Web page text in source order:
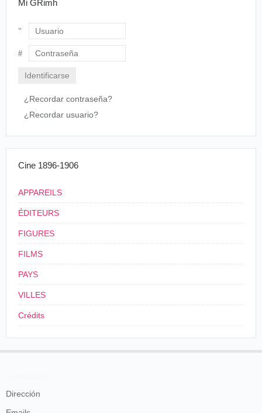
Mi GRimh
Usuario
¿Recordar contraseña?
¿Recordar usuario?
Cine 1896-1906
APPAREILS
ÉDITEURS
FIGURES
FILMS
PAYS
VILLES
Crédits
Dirección